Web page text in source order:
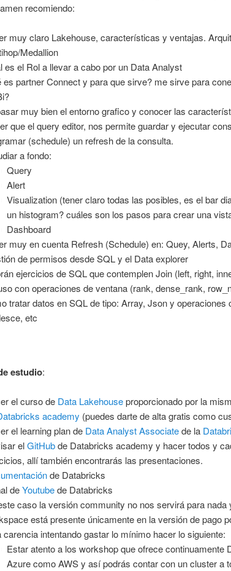
recomiendo:
muy claro Lakehouse, características y ventajas.
Medallion
es el Rol a llevar a cabo por un Data Analyst
es partner Connect y para que sirve? me sirve para
muy bien el entorno grafico y conocer las
que el query editor, nos permite guardar y ejecutar
(schedule) un refresh de la consulta.
a fondo:
Query
Alert
Visualization (tener claro todas las posibles, es el bar
un histogram? cuáles son los pasos para crear una
Dashboard
muy en cuenta Refresh (Schedule) en: Quey, Alerts,
de permisos desde SQL y el Data explorer
ejercicios de SQL que contemplen Join (left, right,
con operaciones de ventana (rank, dense_rank,
tratar datos en SQL de tipo: Array, Json y operaciones
etc
estudio:
el curso de Data Lakehouseproporcionado por la
academy (puedes darte de alta gratis como
el learning plan de Data Analyst Associatede la
elGitHubde Databricks academy y hacer todos y
allí también encontrarás las presentaciones.
de Databricks
deYoutubede Databricks
caso la versión community no nos servirá para nada
está presente únicamente en la versión de pago
carencia intentando gastar lo mínimo hacer lo siguiente:
Estar atento a los workshop que ofrece continuamente
Azure como AWS y así podrás contar con un cluster a